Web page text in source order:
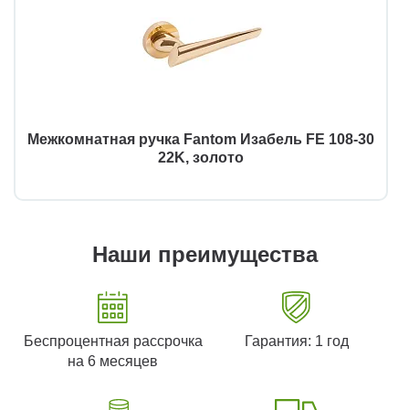
Межкомнатная ручка Fantom Изабель FE 108-30
22K, золото
Наши преимущества
Беспроцентная рассрочка
на 6 месяцев
Гарантия: 1 год